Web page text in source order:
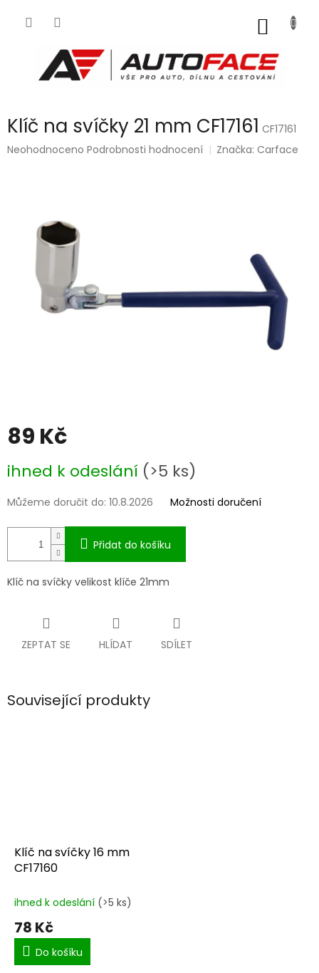
Klíč na svíčky 21 mm CF17161 CF17161
Průměrné
hvězdiček.
Neohodnoceno Podrobnosti hodnocení Značka:Carface
89 Kč
cena:
ihned k odeslání (>5 ks)
Můžeme doručit do: 10.8.2026 Možnosti doručení
Přidat do košíku
Klíč na svíčky velikost klíče 21mm
ZEPTAT SE HLÍDAT SDÍLET
Související produkty
Klíč na svíčky 16 mm
CF17160
ihned k odeslání (>5 ks)
78 Kč
Do košíku